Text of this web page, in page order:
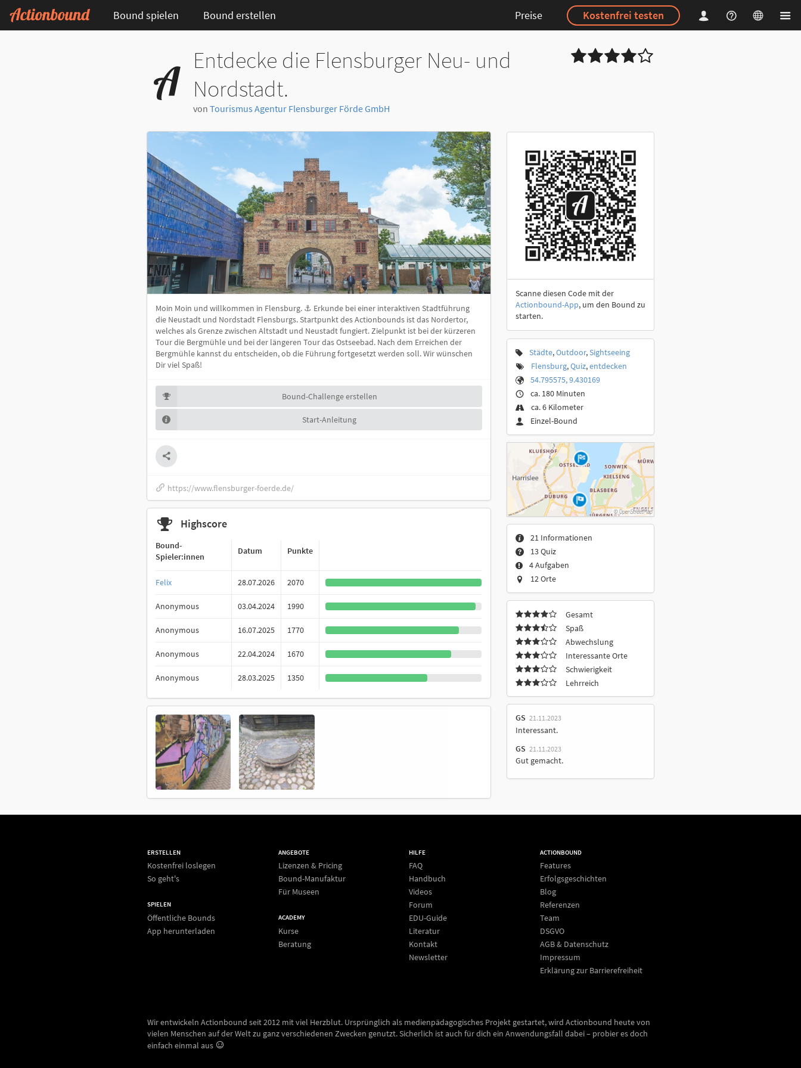
Bound spielen Bound erstellen Preise Kostenfrei testen
Entdecke die Flensburger Neu- und
Nordstadt.
von Tourismus Agentur Flensburger Förde GmbH
Moin Moin und willkommen in Flensburg. ⚓ Erkunde bei einer interaktiven Stadtführung
die Neustadt und Nordstadt Flensburgs. Startpunkt des Actionbounds ist das Nordertor,
welches als Grenze zwischen Altstadt und Neustadt fungiert. Zielpunkt ist bei der kürzeren
Tour die Bergmühle und bei der längeren Tour das Ostseebad. Nach dem Erreichen der
Bergmühle kannst du entscheiden, ob die Führung fortgesetzt werden soll. Wir wünschen
Dir viel Spaß!
Bound-Challenge erstellen
Start-Anleitung
https://www.flensburger-foerde.de/
Highscore
Bound-
Spieler:innen
Datum Punkte
Felix 28.07.2026 2070
Anonymous 03.04.2024 1990
Anonymous 16.07.2025 1770
Anonymous 22.04.2024 1670
Anonymous 28.03.2025 1350
Scanne diesen Code mit der
Actionbound-App, um den Bound zu
starten.
Städte,Outdoor,Sightseeing
Flensburg,Quiz,entdecken
54.795575, 9.430169
ca. 180 Minuten
ca. 6 Kilometer
Einzel-Bound
21 Informationen
13 Quiz
4 Aufgaben
12 Orte
Gesamt
Spaß
Abwechslung
Interessante Orte
Schwierigkeit
Lehrreich
GS 21.11.2023
Interessant.
GS 21.11.2023
Gut gemacht.
ERSTELLEN
Kostenfrei loslegen
So geht's
SPIELEN
Öffentliche Bounds
App herunterladen
ANGEBOTE
Lizenzen & Pricing
Bound-Manufaktur
Für Museen
ACADEMY
Kurse
Beratung
HILFE
FAQ
Handbuch
Videos
Forum
EDU-Guide
Literatur
Kontakt
Newsletter
ACTIONBOUND
Features
Erfolgsgeschichten
Blog
Referenzen
Team
DSGVO
AGB & Datenschutz
Impressum
Erklärung zur Barrierefreiheit
Wir entwickeln Actionbound seit 2012 mit viel Herzblut. Ursprünglich als medienpädagogisches Projekt gestartet, wird Actionbound heute von
vielen Menschen auf der Welt zu ganz verschiedenen Zwecken genutzt. Sicherlich ist auch für dich ein Anwendungsfall dabei – probier es doch
einfach einmal aus